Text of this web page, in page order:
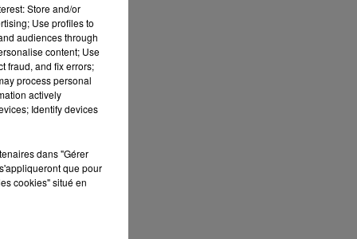
Store and/or
Use profiles to
audiences through
content; Use
fraud, and fix errors;
process personal
actively
Identify devices
dans "Gérer
que pour
cookies" situé en